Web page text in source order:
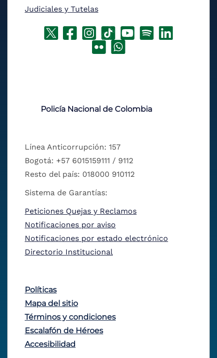
Judiciales y Tutelas
Policía Nacional de Colombia
Línea Anticorrupción: 157
Bogotá: +57 6015159111 / 9112
Resto del país: 018000 910112
Sistema de Garantías:
Peticiones Quejas y Reclamos
Notificaciones por aviso
Notificaciones por estado electrónico
Directorio Institucional
Políticas
Mapa del sitio
Términos y condiciones
Escalafón de Héroes
Accesibilidad